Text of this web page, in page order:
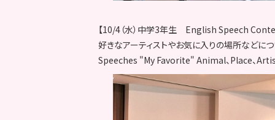
【10/4（水）中学3年生 English Speech
好きなアーティストやお気に入りの場所などに
Speeches "My Favorite" Animal、Place、